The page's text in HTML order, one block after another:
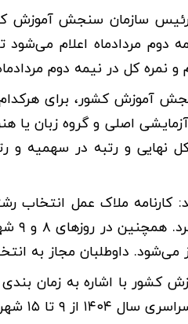
سازمان سنجش آموزش
نمره کل در نیمه دوم
آموزش کشور، برای
اصلی و گروه زبان
نهایی و رتبه در سهمیه و
مجاز به انتخاب رشته می‌توانند ۱۵۰
انجام گیرد.